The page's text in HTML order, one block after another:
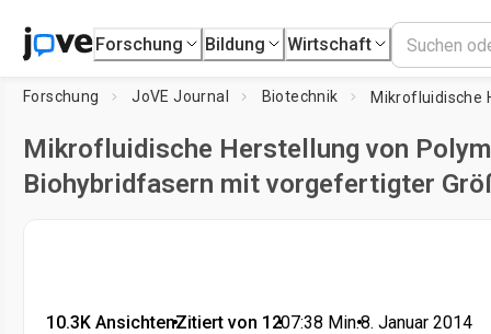
Forschung Bildung Wirtschaft
Forschung JoVE Journal Biotechnik
Mikrofluidische Herstellung von
Biohybridfasern mit vorgefertigter
10.3K Ansichten•Zitiert von 12•07:38 Min.•8. Januar 2014